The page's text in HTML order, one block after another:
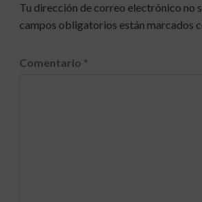
Tu dirección de correo electrónico no
campos obligatorios están marcados
Comentario *